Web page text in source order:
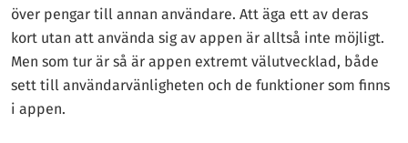
över pengar till annan användare. Att äga ett av deras
kort utan att använda sig av appen är alltså inte möjligt.
Men som tur är så är appen extremt välutvecklad, både
sett till användarvänligheten och de funktioner som finns
i appen.